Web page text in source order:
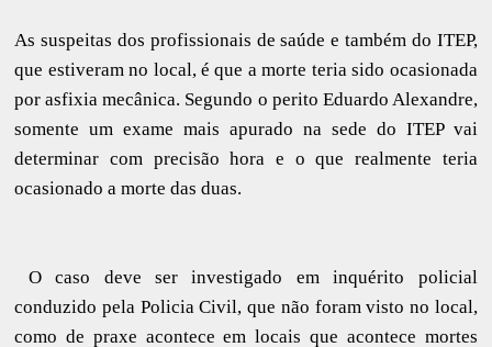
As suspeitas dos profissionais de saúde e também do ITEP,
que estiveram no local, é que a morte teria sido ocasionada
por asfixia mecânica. Segundo o perito Eduardo Alexandre,
somente um exame mais apurado na sede do ITEP vai
determinar com precisão hora e o que realmente teria
ocasionado a morte das duas.
O caso deve ser investigado em inquérito policial
conduzido pela Policia Civil, que não foram visto no local,
como de praxe acontece em locais que acontece mortes